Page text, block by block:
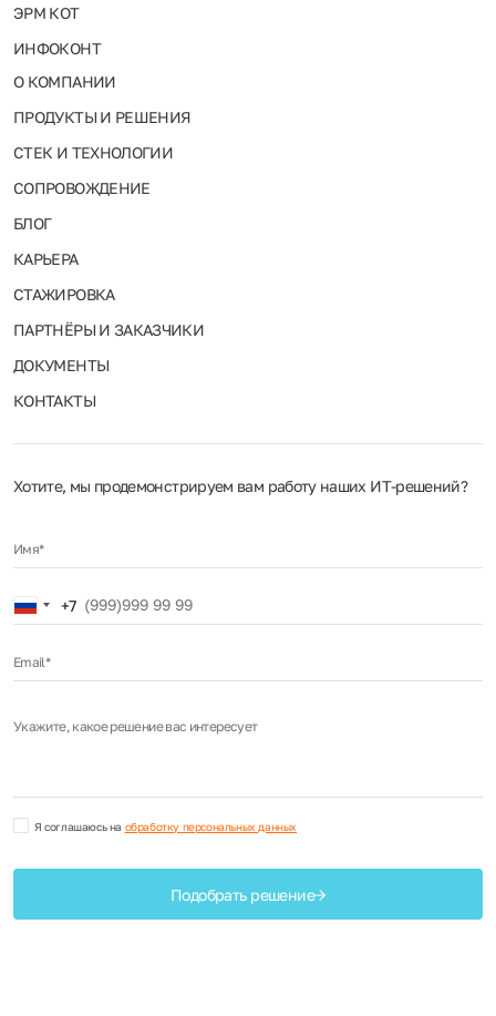
ЭРМ КОТ
ИНФОКОНТ
О КОМПАНИИ
ПРОДУКТЫ И РЕШЕНИЯ
СТЕК И ТЕХНОЛОГИИ
СОПРОВОЖДЕНИЕ
БЛОГ
КАРЬЕРА
СТАЖИРОВКА
ПАРТНЁРЫ И ЗАКАЗЧИКИ
ДОКУМЕНТЫ
КОНТАКТЫ
Хотите, мы продемонстрируем вам работу наших ИТ‑решений?
Имя*
Russia
+7
+7
Email*
Укажите, какое решение вас интересует
Я соглашаюсь на обработку персональных данных
Подобрать решение